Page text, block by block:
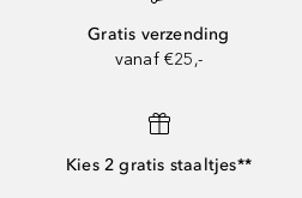
Gratis verzending
vanaf €25,-
Kies 2 gratis staaltjes**